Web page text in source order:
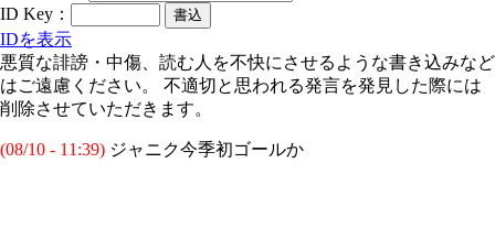
ID Key：
IDを表示
悪質な誹謗・中傷、読む人を不快にさせるような書き込みなど
はご遠慮ください。 不適切と思われる発言を発見した際には
削除させていただきます。
(08/10 - 11:39) ジャニク今季初ゴールか